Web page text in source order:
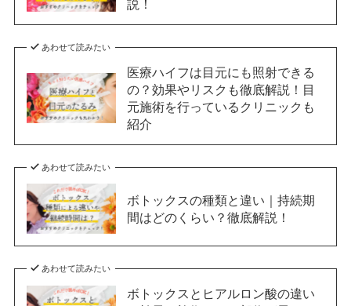
説！
あわせて読みたい
医療ハイフは目元にも照射できる
の？効果やリスクも徹底解説！目
元施術を行っているクリニックも
紹介
あわせて読みたい
ボトックスの種類と違い｜持続期
間はどのくらい？徹底解説！
あわせて読みたい
ボトックスとヒアルロン酸の違い